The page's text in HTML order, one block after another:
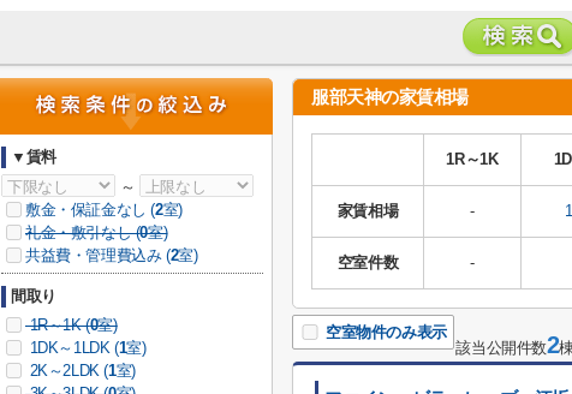
服部天神の家賃相場
1R～1K
家賃相場 -
空室件数 -
空室物件のみ表示
該当公開件数2
▼賃料
～
敷金・保証金なし (2室)
礼金・敷引なし (0室)
共益費・管理費込み (2室)
間取り
1R～1K (0室)
1DK～1LDK (1室)
2K～2LDK (1室)